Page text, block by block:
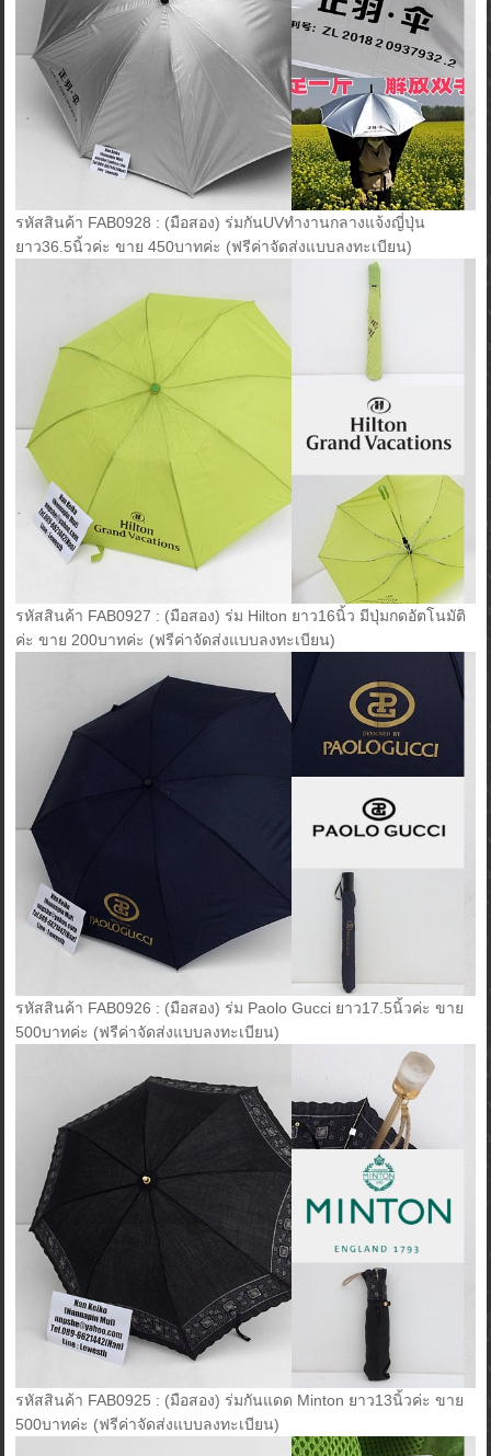
รหัสสินค้า FAB0928 : (มือสอง) ร่มกันUVทำงานกลางแจ้งญี่ปุ่น
ยาว36.5นิ้วค่ะ ขาย 450บาทค่ะ (ฟรีค่าจัดส่งแบบลงทะเบียน)
รหัสสินค้า FAB0927 : (มือสอง) ร่ม Hilton ยาว16นิ้ว มีปุ่มกดอัตโนมัติ
ค่ะ ขาย 200บาทค่ะ (ฟรีค่าจัดส่งแบบลงทะเบียน)
รหัสสินค้า FAB0926 : (มือสอง) ร่ม Paolo Gucci ยาว17.5นิ้วค่ะ ขาย
500บาทค่ะ (ฟรีค่าจัดส่งแบบลงทะเบียน)
รหัสสินค้า FAB0925 : (มือสอง) ร่มกันแดด Minton ยาว13นิ้วค่ะ ขาย
500บาทค่ะ (ฟรีค่าจัดส่งแบบลงทะเบียน)